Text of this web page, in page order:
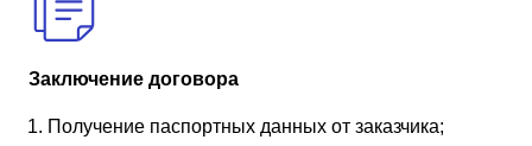
Заключение договора
Получение паспортных данных от заказчика;